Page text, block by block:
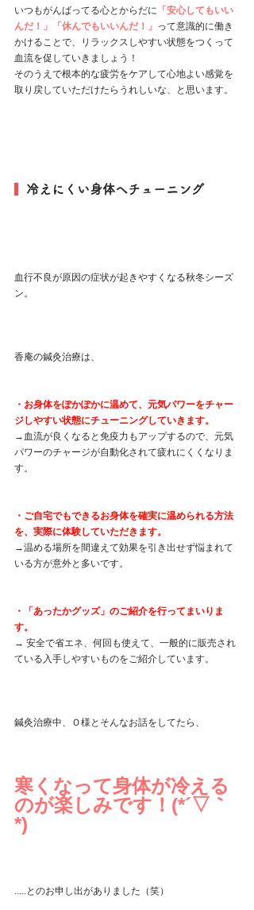
いつもがんばってる心とからだに 「安心してもいい
んだ！」「休んでもいいんだ！」 って意識的に働き
かけることで、リラックスしやすい状態をつくって
血流を促していきましょう！
そのうえで根本的な疲労をケアして心地よい感覚を
取り戻していただけたらうれしいな、と思います。
  冷えにくい身体へチューニング
血行不良が原因の症状が起きやすくなる秋冬シーズ
ン。
香庵の鍼灸治療は、
・お身体をぽかぽかに温めて、元気パワーをチャー
ジしやすい状態にチューニングしていきます。
→血流が良くなると免疫力もアップするので、元気
パワーのチャージが自動化されて疲れにくくなりま
す。
・ご自宅でもできるお身体を確実に温められる方法
を、実際に体験していただきます。
→温める場所を間違えて効果を引き出せず悩まれて
いる方が意外と多いです。
・「あったかグッズ」のご紹介を行ってまいりま
す。
→ 安全で省エネ、何回も使えて、一般的に販売され
ている入手しやすいものをご紹介しています。
鍼灸治療中、Ｏ様とそんなお話をしてたら、
寒くなって身体が冷える
のが楽しみです！(*´▽｀
*)
.....とのお申し出がありました（笑）